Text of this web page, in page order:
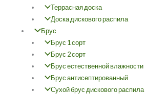
Террасная доска
Доска дискового распила
Брус
Брус 1 сорт
Брус 2 сорт
Брус естественной влажности
Брус антисептированный
Сухой брус дискового распила